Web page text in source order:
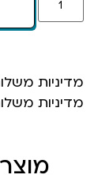
מדיניות
מדיניות